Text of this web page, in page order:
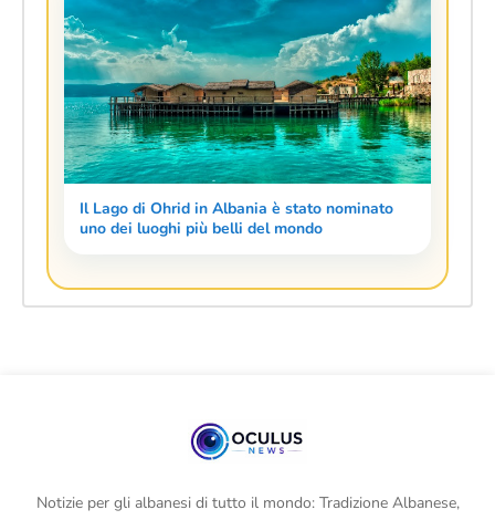
Il Lago di Ohrid in Albania è stato nominato
uno dei luoghi più belli del mondo
Notizie per gli albanesi di tutto il mondo: Tradizione Albanese,